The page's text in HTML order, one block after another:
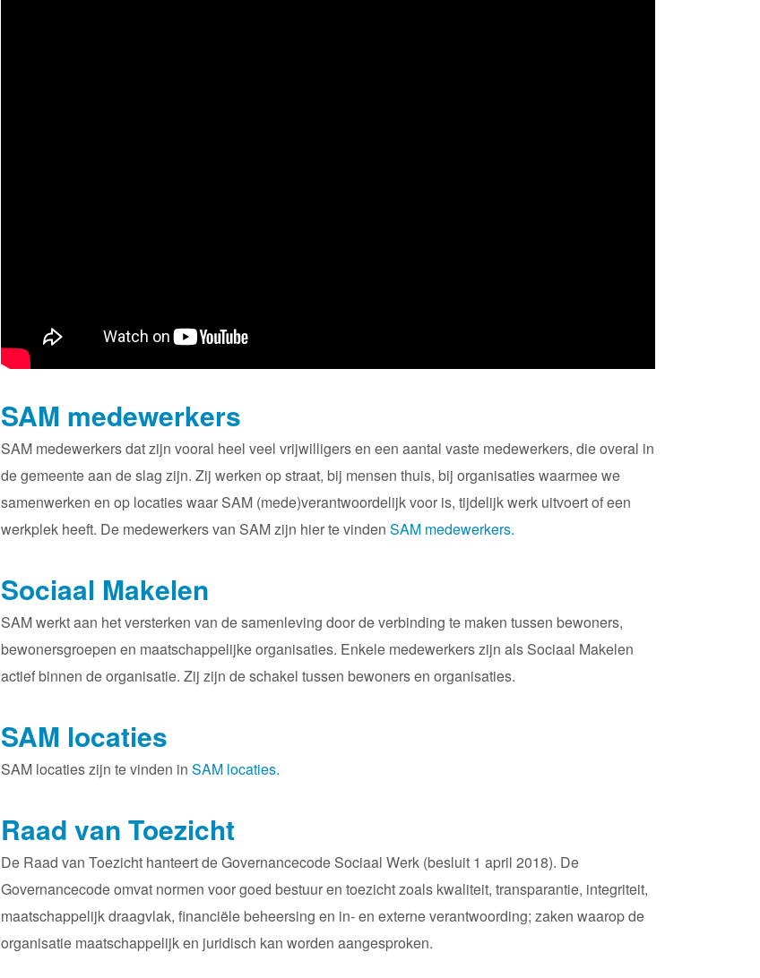
SAM medewerkers
SAM medewerkers dat zijn vooral heel veel vrijwilligers en een aantal vaste medewerkers, die overal in
de gemeente aan de slag zijn. Zij werken op straat, bij mensen thuis, bij organisaties waarmee we
samenwerken en op locaties waar SAM (mede)verantwoordelijk voor is, tijdelijk werk uitvoert of een
werkplek heeft. De medewerkers van SAM zijn hier te vinden SAM medewerkers.
Sociaal Makelen
SAM werkt aan het versterken van de samenleving door de verbinding te maken tussen bewoners,
bewonersgroepen en maatschappelijke organisaties. Enkele medewerkers zijn als Sociaal Makelen
actief binnen de organisatie. Zij zijn de schakel tussen bewoners en organisaties.
SAM locaties
SAM locaties zijn te vinden in SAM locaties.
Raad van Toezicht
De Raad van Toezicht hanteert de Governancecode Sociaal Werk (besluit 1 april 2018). De
Governancecode omvat normen voor goed bestuur en toezicht zoals kwaliteit, transparantie, integriteit,
maatschappelijk draagvlak, financiële beheersing en in- en externe verantwoording; zaken waarop de
organisatie maatschappelijk en juridisch kan worden aangesproken.